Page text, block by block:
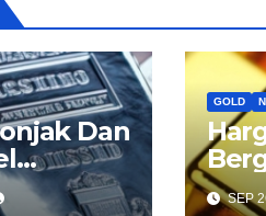
Dan
GOLD
Tipis
SEP